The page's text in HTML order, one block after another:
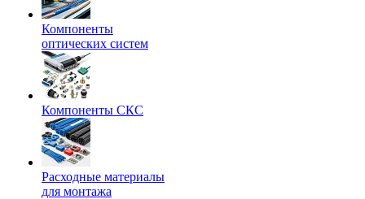
Компоненты
оптических систем
Компоненты СКС
Расходные материалы
для монтажа